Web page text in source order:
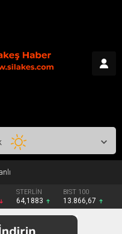
Dönem
STERLİN
64,1883
BIST 100
13.866,67